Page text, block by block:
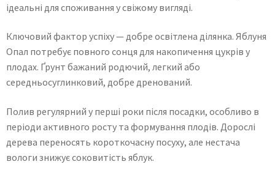
ідеальні для споживання у свіжому вигляді.
Ключовий фактор успіху — добре освітлена ділянка. Яблуня
Опал потребує повного сонця для накопичення цукрів у
плодах. Ґрунт бажаний родючий, легкий або
середньосуглинковий, добре дренований.
Полив регулярний у перші роки після посадки, особливо в
періоди активного росту та формування плодів. Дорослі
дерева переносять короткочасну посуху, але нестача
вологи знижує соковитість яблук.